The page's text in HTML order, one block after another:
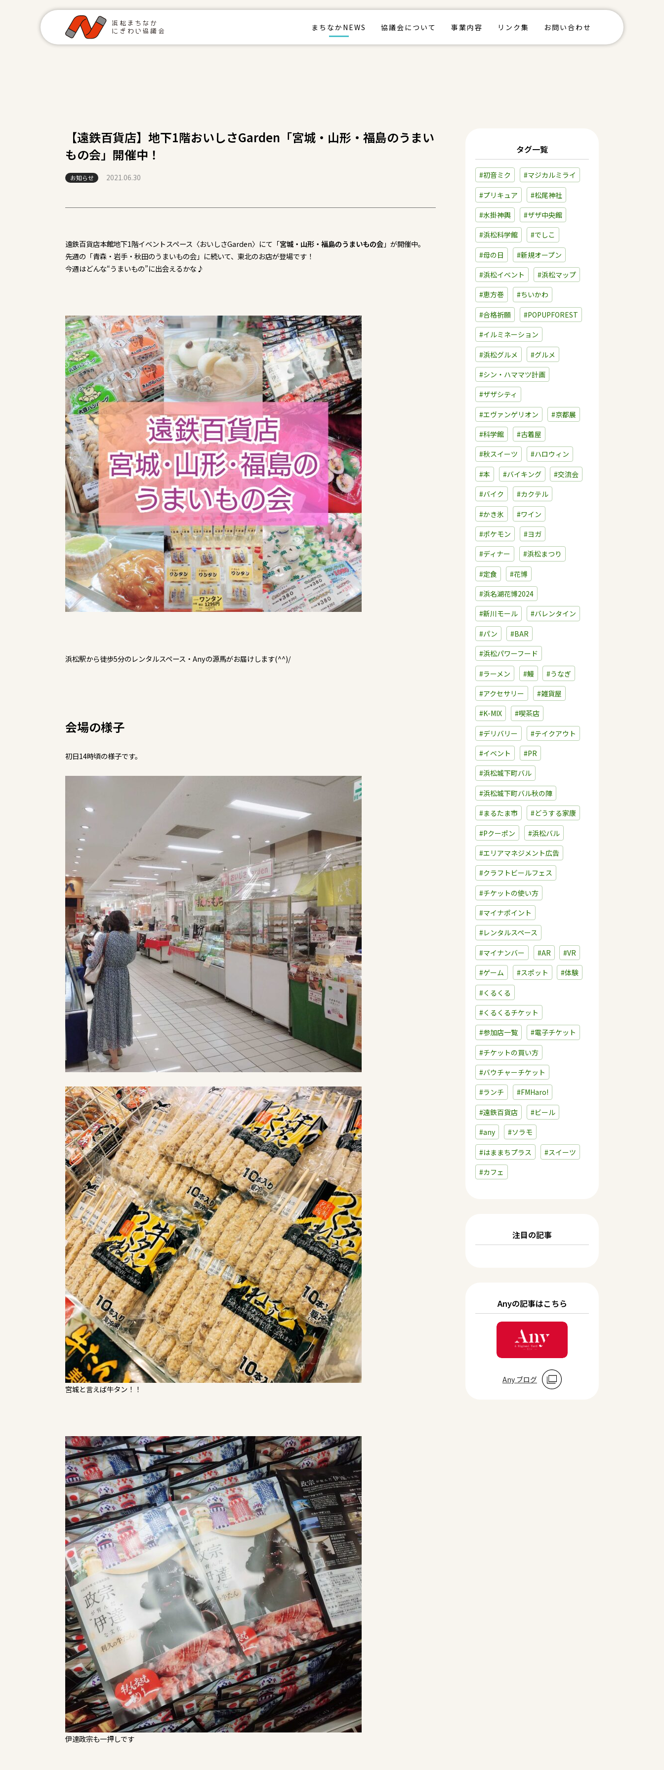
まちなかNEWS 協議会について 事業内容 リンク集 お問い合わせ
【遠鉄百貨店】地下1階おいしさGarden「宮城・山形・福島のうまい
もの会」開催中！
お知らせ 2021.06.30
遠鉄百貨店本館地下1階イベントスペース〈おいしさGarden〉にて「宮城・山形・福島のうまいもの会」が開催中。
先週の「青森・岩手・秋田のうまいもの会」に続いて、東北のお店が登場です！
今週はどんな“うまいもの”に出会えるかな♪
浜松駅から徒歩5分のレンタルスペース・Anyの源馬がお届けします(^^)/
会場の様子
初日14時頃の様子です。
宮城と言えば牛タン！！
伊達政宗も一押しです
タグ一覧
#初音ミク #マジカルミライ
#プリキュア #松尾神社
#水掛神輿 #ザザ中央館
#浜松科学館 #でしこ
#母の日 #新規オープン
#浜松イベント #浜松マップ
#恵方巻 #ちいかわ
#合格祈願 #POPUPFOREST
#イルミネーション
#浜松グルメ #グルメ
#シン・ハママツ計画
#ザザシティ
#エヴァンゲリオン #京都展
#科学館 #古着屋
#秋スイーツ #ハロウィン
#本 #バイキング #交流会
#バイク #カクテル
#かき氷 #ワイン
#ポケモン #ヨガ
#ディナー #浜松まつり
#定食 #花博
#浜名湖花博2024
#新川モール #バレンタイン
#パン #BAR
#浜松パワーフード
#ラーメン #鰻 #うなぎ
#アクセサリー #雑貨屋
#K-MIX #喫茶店
#デリバリー #テイクアウト
#イベント #PR
#浜松城下町バル
#浜松城下町バル秋の陣
#まるたま市 #どうする家康
#Pクーポン #浜松バル
#エリアマネジメント広告
#クラフトビールフェス
#チケットの使い方
#マイナポイント
#レンタルスペース
#マイナンバー #AR #VR
#ゲーム #スポット #体験
#くるくる
#くるくるチケット
#参加店一覧 #電子チケット
#チケットの買い方
#バウチャーチケット
#ランチ #FMHaro!
#遠鉄百貨店 #ビール
#any #ソラモ
#はままちプラス #スイーツ
#カフェ
注目の記事
Anyの記事はこちら
Any ブログ